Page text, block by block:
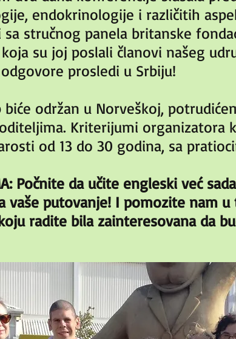
endokrinologije i različitih
stručnog panela britanske
su joj poslali članovi našeg
prosledi u Srbiju!
biće održan u Norveškoj,
Kriterijumi organizatora
od 13 do 30 godina, sa
Počnite da učite engleski već
vaše putovanje! I pomozite nam
radite bila zainteresovana da